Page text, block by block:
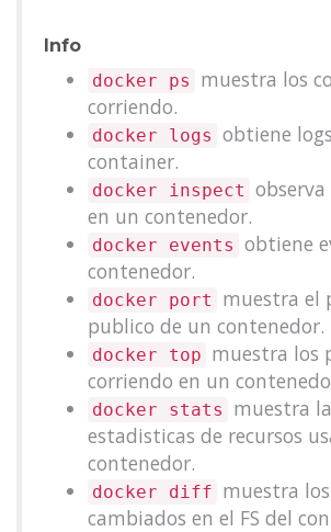
Info
docker ps
muestra los
corriendo.
docker logs obtiene
container.
docker inspect
en un contenedor.
docker events obtiene
contenedor.
docker port
muestra el
publico de un contenedor.
docker top muestra los
corriendo en un
docker stats
muestra
estadisticas de recursos
contenedor.
docker diff muestra
cambiados en el FS del